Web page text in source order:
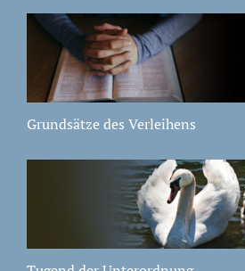
Grundsätze des Verleihens